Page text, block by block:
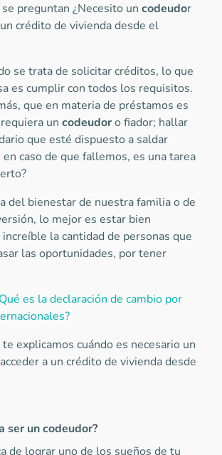
preguntan ¿Necesito un codeudor
crédito de vivienda desde el
se trata de solicitar créditos, lo que
es cumplir con todos los requisitos.
que en materia de préstamos es
un codeudoro fiador; hallar
que esté dispuesto a saldar
caso de que fallemos, es una tarea
del bienestar de nuestra familia o de
lo mejor es estar bien
la cantidad de personas que
las oportunidades, por tener
es la declaración de cambio por
explicamos cuándo es necesario un
a un crédito de vivienda desde
ser un codeudor?
de lograr uno de los sueños de tu